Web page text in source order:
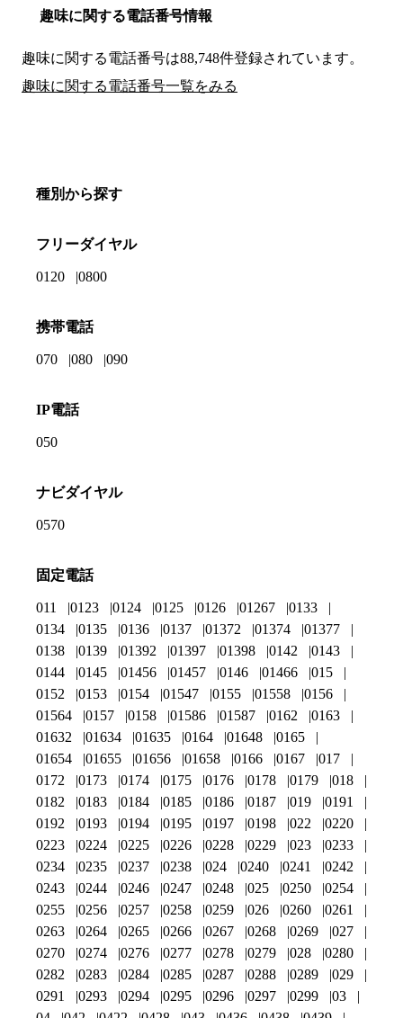
趣味に関する電話番号情報
趣味に関する電話番号は88,748件登録されています。
趣味に関する電話番号一覧をみる
種別から探す
フリーダイヤル
0120 0800
携帯電話
070 080 090
IP電話
050
ナビダイヤル
0570
固定電話
011 0123 0124 0125 0126 01267
0133
0134
0135 0136 0137 01372 01374
01377
0138
0139 01392 01397 01398 0142
0143
0144
0145 01456 01457 0146 01466
015
0152
0153 0154 01547 0155 01558
0156
01564
0157 0158 01586 01587 0162
0163
01632
01634 01635 0164 01648
0165
01654
01655 01656 01658 0166 0167
017
0172
0173 0174 0175 0176 0178 0179
018
0182
0183 0184 0185 0186 0187 019
0191
0192
0193 0194 0195 0197 0198 022
0220
0223
0224 0225 0226 0228 0229 023
0233
0234
0235 0237 0238 024 0240 0241
0242
0243
0244 0246 0247 0248 025 0250
0254
0255
0256 0257 0258 0259 026 0260
0261
0263
0264 0265 0266 0267 0268 0269
027
0270
0274 0276 0277 0278 0279 028
0280
0282
0283 0284 0285 0287 0288 0289
029
0291
0293 0294 0295 0296 0297 0299
03